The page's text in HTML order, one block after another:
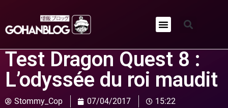
Test Dragon Quest 8 :
L’odyssée du roi maudit
Stommy_Cop 07/04/2017
15:22